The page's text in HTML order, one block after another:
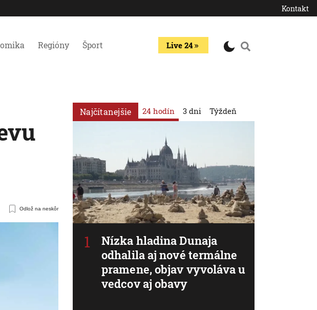
Kontakt
Regióny Šport Live 24
Odlož na neskôr
Najčítanejšie 24 hodín
Nízka hladina Dunaja
odhalila aj nové termálne
pramene, objav vyvoláva u
vedcov aj obavy
3 dni Týždeň